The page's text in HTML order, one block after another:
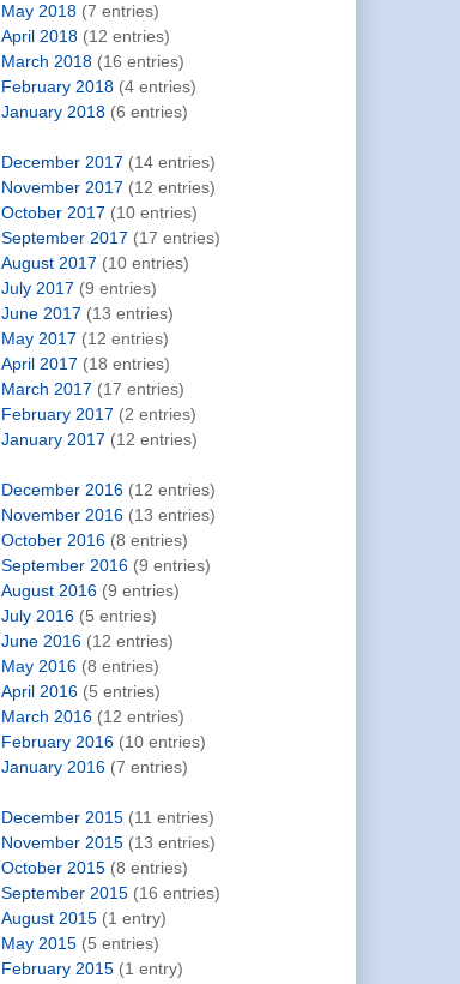
May 2018 (7 entries)
April 2018 (12 entries)
March 2018 (16 entries)
February 2018 (4 entries)
January 2018 (6 entries)
December 2017 (14 entries)
November 2017 (12 entries)
October 2017 (10 entries)
September 2017 (17 entries)
August 2017 (10 entries)
July 2017 (9 entries)
June 2017 (13 entries)
May 2017 (12 entries)
April 2017 (18 entries)
March 2017 (17 entries)
February 2017 (2 entries)
January 2017 (12 entries)
December 2016 (12 entries)
November 2016 (13 entries)
October 2016 (8 entries)
September 2016 (9 entries)
August 2016 (9 entries)
July 2016 (5 entries)
June 2016 (12 entries)
May 2016 (8 entries)
April 2016 (5 entries)
March 2016 (12 entries)
February 2016 (10 entries)
January 2016 (7 entries)
December 2015 (11 entries)
November 2015 (13 entries)
October 2015 (8 entries)
September 2015 (16 entries)
August 2015 (1 entry)
May 2015 (5 entries)
February 2015 (1 entry)